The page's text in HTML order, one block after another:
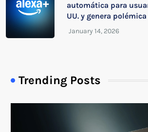
automática para
UU. y genera polémica
Trending Posts